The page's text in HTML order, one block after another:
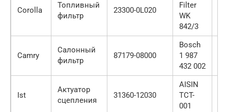
Corolla
Топливный
фильтр
23300-0L020
Filter
WK
842/3
Camry
Салонный
фильтр
87179-08000
Bosch
1 987
432 002
Ist
Актуатор
сцепления
31360-12030
AISIN
TCT-
001